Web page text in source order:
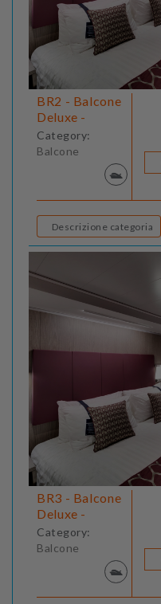
BR2 - Balcone
Deluxe -
Category:
Balcone
Descrizione categoria
BR3 - Balcone
Deluxe -
Category:
Balcone